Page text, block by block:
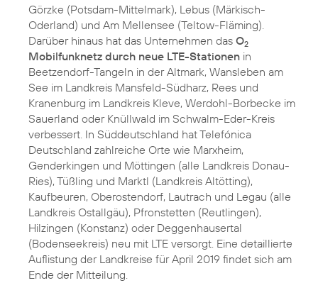
Görzke (Potsdam-Mittelmark), Lebus (Märkisch-
Oderland) und Am Mellensee (Teltow-Fläming).
Darüber hinaus hat das Unternehmen das O2
Mobilfunknetz durch neue LTE-Stationen in
Beetzendorf-Tangeln in der Altmark, Wansleben am
See im Landkreis Mansfeld-Südharz, Rees und
Kranenburg im Landkreis Kleve, Werdohl-Borbecke im
Sauerland oder Knüllwald im Schwalm-Eder-Kreis
verbessert. In Süddeutschland hat Telefónica
Deutschland zahlreiche Orte wie Marxheim,
Genderkingen und Möttingen (alle Landkreis Donau-
Ries), Tüßling und Marktl (Landkreis Altötting),
Kaufbeuren, Oberostendorf, Lautrach und Legau (alle
Landkreis Ostallgäu), Pfronstetten (Reutlingen),
Hilzingen (Konstanz) oder Deggenhausertal
(Bodenseekreis) neu mit LTE versorgt. Eine detaillierte
Auflistung der Landkreise für April 2019 findet sich am
Ende der Mitteilung.